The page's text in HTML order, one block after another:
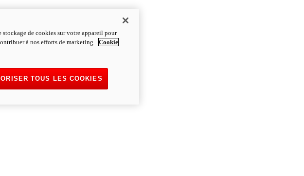
de cookies sur votre appareil pour
à nos efforts de marketing. Cookie
TOUS LES COOKIES